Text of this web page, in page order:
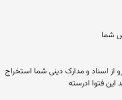
شما
از اسناد و مدارک دینی شما استخراج
این فتوا ادرسته